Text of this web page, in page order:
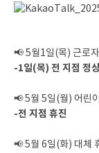
📢 5월1일(목) 근로
-1일(목) 전 지점 정
📢5월 5일(월) 어린
-전 지점 휴진
📢5월 6일(화) 대체